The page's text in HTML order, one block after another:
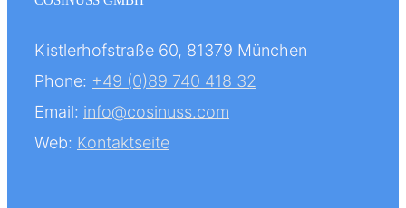
Kistlerhofstraße 60, 81379 München
Phone: +49 (0)89 740 418 32
Email: info@cosinuss.com
Web: Kontaktseite